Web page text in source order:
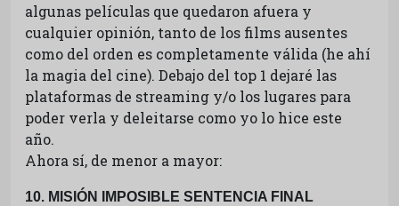
algunas películas que quedaron afuera y
cualquier opinión, tanto de los films ausentes
como del orden es completamente válida (he ahí
la magia del cine). Debajo del top 1 dejaré las
plataformas de streaming y/o los lugares para
poder verla y deleitarse como yo lo hice este
año.
Ahora sí, de menor a mayor:
10. MISIÓN IMPOSIBLE SENTENCIA FINAL